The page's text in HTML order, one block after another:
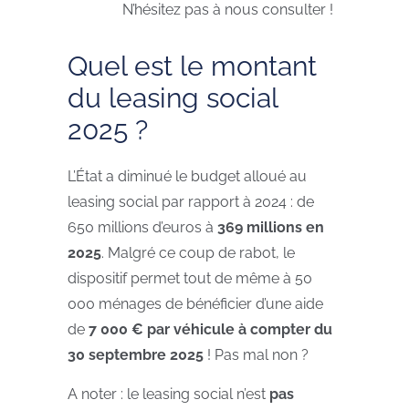
N’hésitez pas à nous consulter !
Quel est le montant
du leasing social
2025 ?
L’État a diminué le budget alloué au
leasing social par rapport à 2024 : de
650 millions d’euros à 369 millions en
2025. Malgré ce coup de rabot, le
dispositif permet tout de même à 50
000 ménages de bénéficier d’une aide
de 7 000 € par véhicule à compter du
30 septembre 2025 ! Pas mal non ?
A noter : le leasing social n’est pas